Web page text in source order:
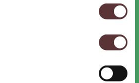
: Attention, présence de pentes